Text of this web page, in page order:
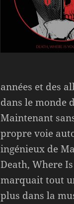
années et des
dans le monde
Maintenant
propre voie
ingénieux de
Death, Where
marquait tout
plus dans la